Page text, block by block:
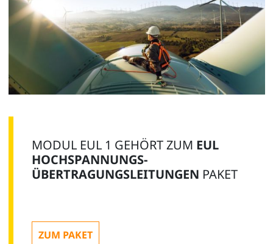
MODUL EUL 1 GEHÖRT ZUM EUL
HOCHSPANNUNGS-
ÜBERTRAGUNGSLEITUNGEN PAKET
ZUM PAKET